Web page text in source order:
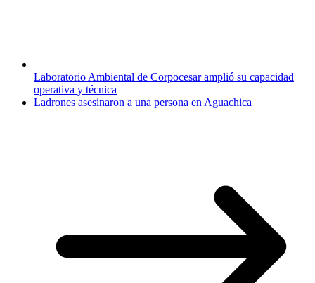
Laboratorio Ambiental de Corpocesar amplió su capacidad
operativa y técnica
Ladrones asesinaron a una persona en Aguachica